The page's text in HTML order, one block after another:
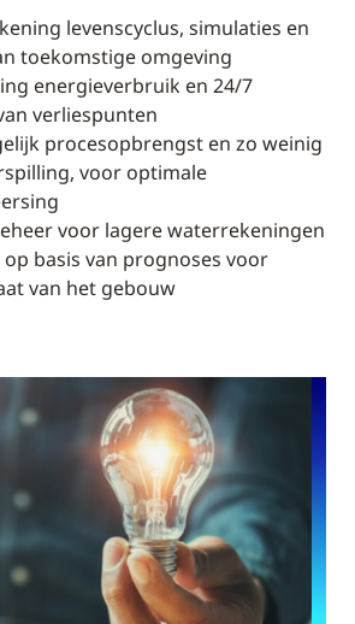
levenscyclus, simulaties en
toekomstige omgeving
energieverbruik en 24/7
verliespunten
procesopbrengst en zo weinig
voor optimale
voor lagere waterrekeningen
basis van prognoses voor
van het gebouw